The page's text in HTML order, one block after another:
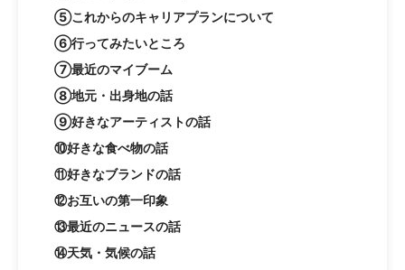
⑤これからのキャリアプランについて
⑥行ってみたいところ
⑦最近のマイブーム
⑧地元・出身地の話
⑨好きなアーティストの話
⑩好きな食べ物の話
⑪好きなブランドの話
⑫お互いの第一印象
⑬最近のニュースの話
⑭天気・気候の話